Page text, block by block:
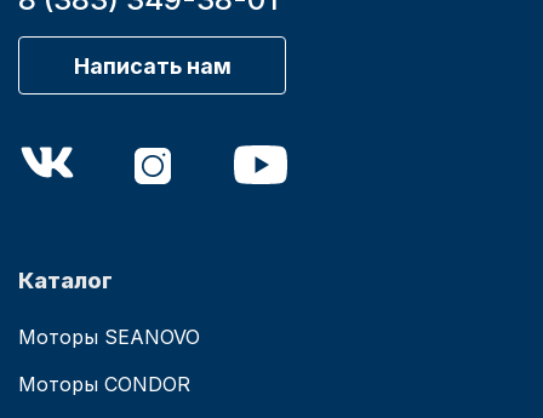
Написать нам
Каталог
Моторы SEANOVO
Моторы CONDOR